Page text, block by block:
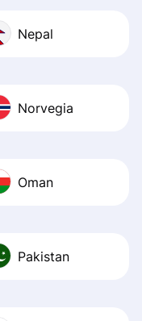
Nepal
Norvegia
Oman
Pakistan